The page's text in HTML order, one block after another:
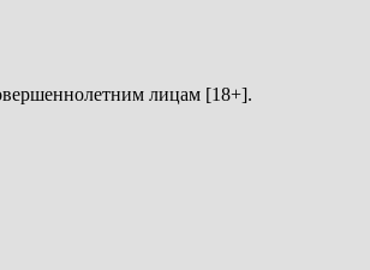
лицам [18+].